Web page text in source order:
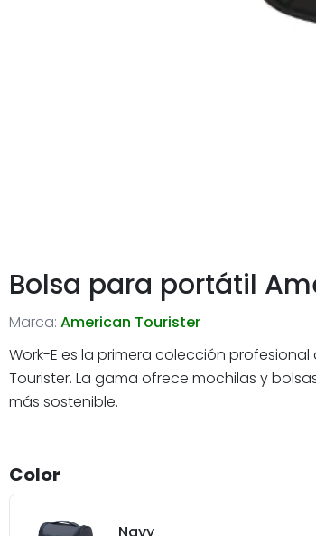
Bolsa para portátil
Marca: American Tourister
Work-E es la primera colección
Tourister. La gama ofrece mochilas y
más sostenible.
Color